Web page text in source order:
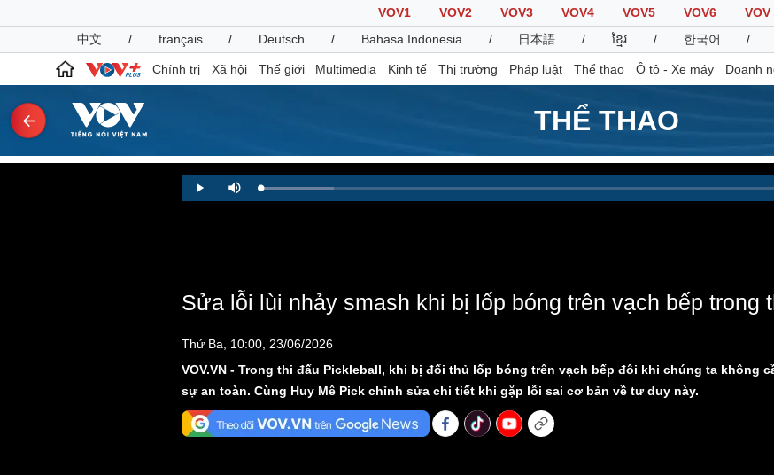
VOV1 VOV2 VOV3 VOV4 VOV5 VOV6
VOV
中文
/ français / Deutsch / Bahasa Indonesia / 日本語 / ខ្មែរ / 한국어 /
Chính trị Xã hội Thế giới Multimedia Kinh tế Thị trường Pháp luật Thể thao Ô tô - Xe máy Doanh
THỂ THAO
Xã hội
Biển đảo
Thế giới
Multimedia
Vũ khí
Việt Nam
Phân tích
Lịch thi đấu bóng đá
Thế giới thể thao
eSports
Hậu trường
Xe máy
Tư vấn
Play Mute Loaded:
11.62%
Sửa lỗi lùi nhảy smash khi bị lốp bóng trên vạch bếp trong
Thứ Ba, 10:00, 23/06/2026
VOV.VN - Trong thi đấu Pickleball, khi bị đối thủ lốp bóng trên vạch bếp đôi khi chúng ta không
sự an toàn. Cùng Huy Mê Pick chỉnh sửa chi tiết khi gặp lỗi sai cơ bản về tư duy này.